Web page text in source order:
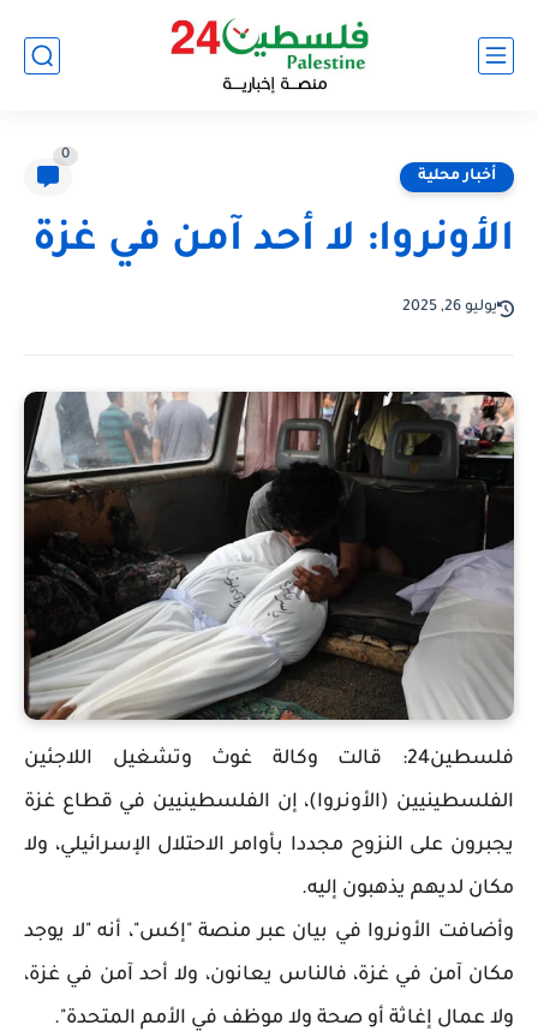
أخبار محلية
0
الأونروا: لا أحد آمن في غزة
يوليو 26, 2025
فلسطين24: قالت وكالة غوث وتشغيل اللاجئين
الفلسطينيين (الأونروا)، إن الفلسطينيين في قطاع غزة
يجبرون على النزوح مجددا بأوامر الاحتلال الإسرائيلي، ولا
مكان لديهم يذهبون إليه.
وأضافت الأونروا في بيان عبر منصة "إكس"، أنه "لا يوجد
مكان آمن في غزة، فالناس يعانون، ولا أحد آمن في غزة،
ولا عمال إغاثة أو صحة ولا موظف في الأمم المتحدة".